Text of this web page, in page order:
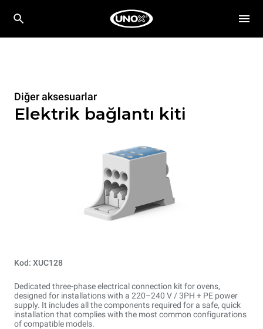
Diğer aksesuarlar
Elektrik bağlantı kiti
Kod: XUC128
Dedicated three-phase electrical connection kit for ovens,
designed for installations with a 220–240 V / 3PH + PE power
supply. It includes all the components required for a safe, quick
installation that complies with the most common configurations
of compatible models.